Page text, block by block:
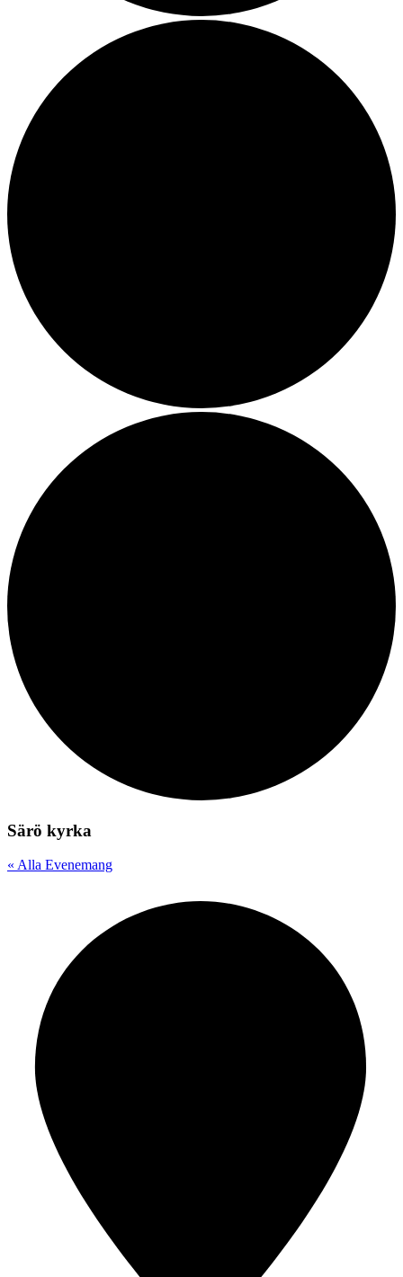
Särö kyrka
« Alla Evenemang